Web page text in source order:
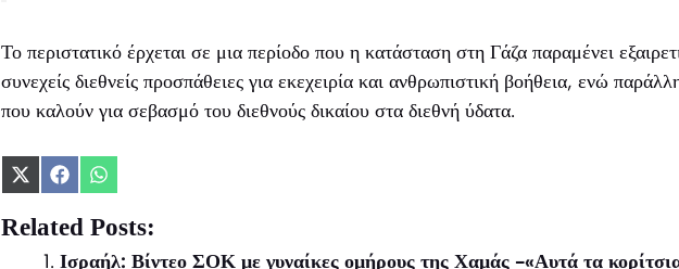
Το περιστατικό έρχεται σε μια περίοδο που η κατάσταση στη Γάζα παραμένει
συνεχείς διεθνείς προσπάθειες για εκεχειρία και ανθρωπιστική βοήθεια, ενώ
που καλούν για σεβασμό του διεθνούς δικαίου στα διεθνή ύδατα.
Share
X
(Twitter)
Share
Facebook
Share
WhatsApp
Related Posts:
Ισραήλ: Βίντεο ΣΟΚ με γυναίκες ομήρους της Χαμάς -«Αυτά τα